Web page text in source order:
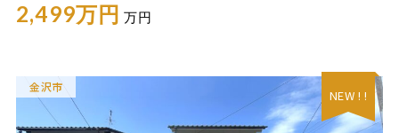
2,499万円 万円
金沢市
NEW ! !